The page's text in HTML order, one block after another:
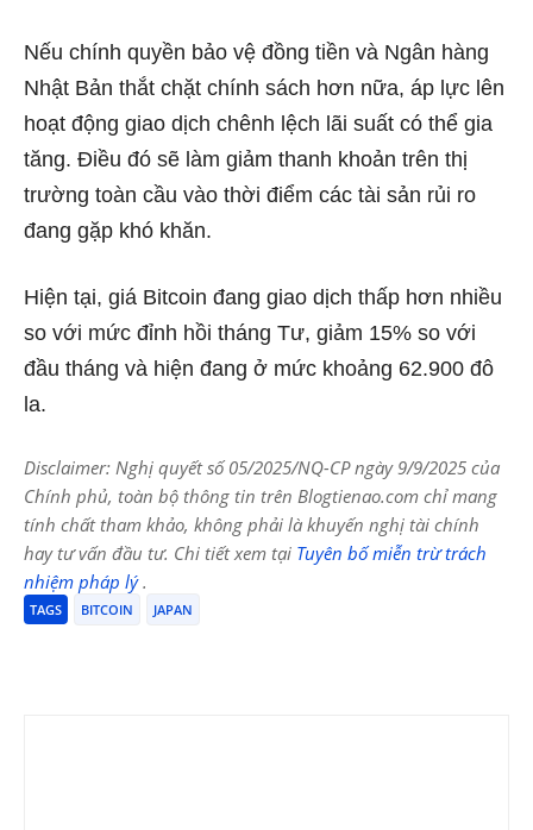
Nếu chính quyền bảo vệ đồng tiền và Ngân hàng
Nhật Bản thắt chặt chính sách hơn nữa, áp lực lên
hoạt động giao dịch chênh lệch lãi suất có thể gia
tăng. Điều đó sẽ làm giảm thanh khoản trên thị
trường toàn cầu vào thời điểm các tài sản rủi ro
đang gặp khó khăn.
Hiện tại, giá Bitcoin đang giao dịch thấp hơn nhiều
so với mức đỉnh hồi tháng Tư, giảm 15% so với
đầu tháng và hiện đang ở mức khoảng 62.900 đô
la.
Disclaimer: Nghị quyết số 05/2025/NQ-CP ngày 9/9/2025 của
Chính phủ, toàn bộ thông tin trên Blogtienao.com chỉ mang
tính chất tham khảo, không phải là khuyến nghị tài chính
hay tư vấn đầu tư. Chi tiết xem tại Tuyên bố miễn trừ trách
nhiệm pháp lý.
TAGS BITCOIN JAPAN